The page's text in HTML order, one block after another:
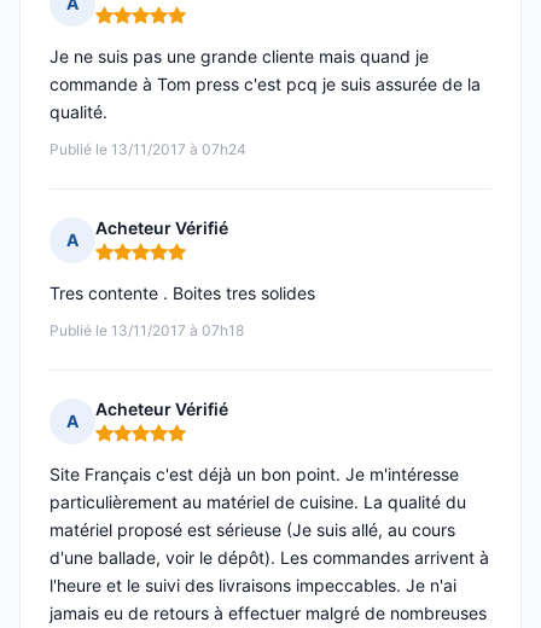
Note : 5 sur 5
Publié le 13/11/2017 à 07h24
Je ne suis pas une grande cliente mais quand je
commande à Tom press c'est pcq je suis assurée de la
qualité.
A
Acheteur Vérifié
Note : 5 sur 5
Publié le 13/11/2017 à 07h18
Tres contente . Boites tres solides
A
Acheteur Vérifié
Note : 5 sur 5
Site Français c'est déjà un bon point. Je m'intéresse
particulièrement au matériel de cuisine. La qualité du
matériel proposé est sérieuse (Je suis allé, au cours
d'une ballade, voir le dépôt). Les commandes arrivent à
l'heure et le suivi des livraisons impeccables. Je n'ai
jamais eu de retours à effectuer malgré de nombreuses